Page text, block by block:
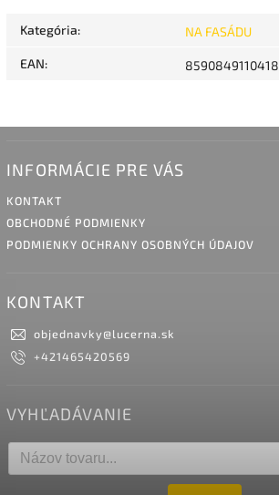
Kategória: NA FASÁDU
EAN: 8590849110418
INFORMÁCIE PRE VÁS
KONTAKT
OBCHODNÉ PODMIENKY
PODMIENKY OCHRANY OSOBNÝCH ÚDAJOV
KONTAKT
objednavky@lucerna.sk
+421465420569
VYHĽADÁVANIE